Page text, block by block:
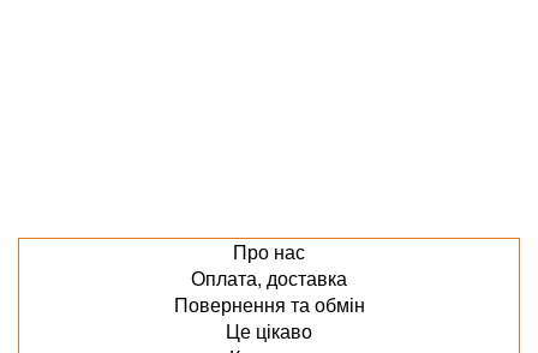
Про нас
Оплата, доставка
Повернення та обмін
Це цікаво